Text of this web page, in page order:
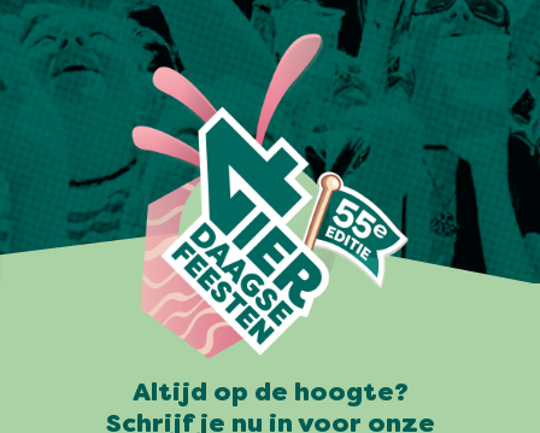
Altijd op de hoogte?
Schrijf je nu in voor onze